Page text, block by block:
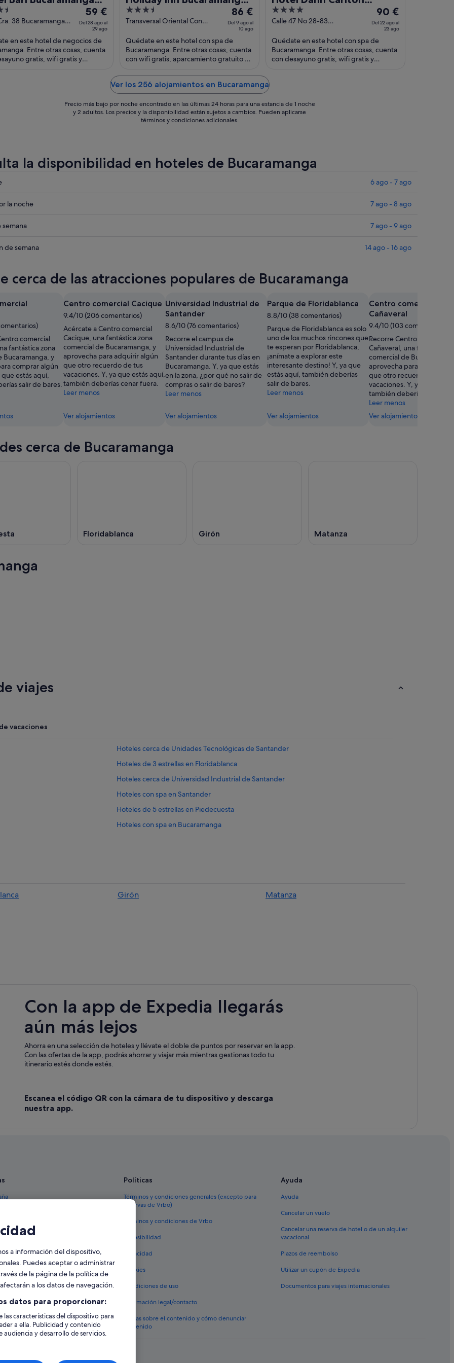
38 Bucaramanga
El
precio
es
de
59 €
por
ago
al
59 €
Del 28 ago al
29 ago
en este hotel de negocios de
Entre otras cosas, cuenta
gratis, wifi gratis y
Cacique by IHG
3.5
out
5
Transversal Oriental Con
Santander
El
precio
de
86 €
por
noche
del
9
ago
al
86 €
Del 9 ago al
10 ago
Quédate en este hotel con spa de
Bucaramanga. Entre otras cosas, cuenta
con wifi gratis, aparcamiento gratuito y
huéspedes destacan ...
Bucaramanga
4
out
5
Calle 47 No 28-83
El
precio
de
90 €
por
90 €
Del 22 ago al
23 ago
Quédate en este hotel con spa de
Bucaramanga. Entre otras cosas, cuenta
con desayuno gratis, wifi gratis y
Ver los 256 alojamientos en Bucaramanga
Precio más bajo por noche encontrado en las últimas 24 horas para una estancia de 1 noche
y 2 adultos. Los precios y la disponibilidad están sujetos a cambios. Pueden aplicarse
términos y condiciones adicionales.
la disponibilidad en hoteles de Bucaramanga
6 ago - 7 ago
la noche 7 ago - 8 ago
semana 7 ago - 9 ago
de semana 14 ago - 16 ago
cerca de las atracciones populares de Bucaramanga
comercial
fantástica zona
Bucaramanga, y
comprar algún
estás aquí,
salir de bares.
Centro comercial Cacique
9.4/10 (206 comentarios)
Acércate a Centro comercial
Cacique, una fantástica zona
comercial de Bucaramanga, y
aprovecha para adquirir algún
que otro recuerdo de tus
vacaciones. Y, ya que estás aquí,
también deberías cenar fuera.
Leer menos
Ver alojamientos
Universidad Industrial de
Santander
8.6/10 (76 comentarios)
Recorre el campus de
Universidad Industrial de
Santander durante tus días en
Bucaramanga. Y, ya que estás
en la zona, ¿por qué no salir de
compras o salir de bares?
Leer menos
Ver alojamientos
Parque de Floridablanca
8.8/10 (38 comentarios)
Parque de Floridablanca es solo
uno de los muchos rincones que
te esperan por Floridablanca,
¡anímate a explorar este
interesante destino! Y, ya que
estás aquí, también deberías
salir de bares.
Leer menos
Ver alojamientos
Centro comercial
Cañaveral
9.4/10 (103 comentarios)
Recorre Centro comercial
Cañaveral, una fantástica
comercial de
aprovecha para comprar
que otro recuerdo de tus
vacaciones. Y, ya que
también deberías salir de
Leer menos
Ver alojamientos
cerca de Bucaramanga
Floridablanca Girón Matanza
viajes
vacaciones
Hoteles cerca de Unidades Tecnológicas de Santander
Hoteles de 3 estrellas en Floridablanca
Hoteles cerca de Universidad Industrial de Santander
Hoteles con spa en Santander
Hoteles de 5 estrellas en Piedecuesta
Hoteles con spa en Bucaramanga
Hoteles cerca de Universidad Autónoma de Bucaramanga
B&B en Santander
Hoteles de 4 estrellas en Girón
Hoteles cerca de Clínica Foscal Internacional
Apartamentos en Bucaramanga
Hoteles para familias en Santander
Girón
Matanza
Con la app de Expedia llegarás
aún más lejos
Ahorra en una selección de hoteles y llévate el doble de puntos por reservar en la app.
Con las ofertas de la app, podrás ahorrar y viajar más mientras gestionas todo tu
itinerario estés donde estés.
Escanea el código QR con la cámara de tu dispositivo y descarga
nuestra app.
España
en España
en España
Políticas
Términos y condiciones generales (excepto para
reservas de Vrbo)
Términos y condiciones de Vrbo
Accesibilidad
Privacidad
Cookies
Condiciones de uso
Información legal/contacto
Pautas sobre el contenido y cómo denunciar
contenido
Ayuda
Ayuda
Cancelar un vuelo
Cancelar una reserva de hotel o de un alquiler
vacacional
Plazos de reembolso
Utilizar un cupón de Expedia
Documentos para viajes internacionales
a información del dispositivo,
Puedes aceptar o administrar
de la página de la política de
a los datos de navegación.
datos para proporcionar:
características del dispositivo para
a ella. Publicidad y contenido
y desarrollo de servicios.